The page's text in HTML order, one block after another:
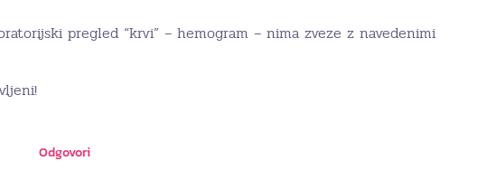
pregled “krvi” – hemogram – nima zveze z navedenimi
Odgovori